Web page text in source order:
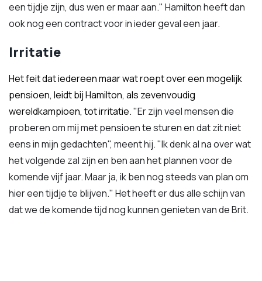
een tijdje zijn, dus wen er maar aan." Hamilton heeft dan
ook nog een contract voor in ieder geval een jaar.
Irritatie
Het feit dat iedereen maar wat roept over een mogelijk
pensioen, leidt bij Hamilton, als zevenvoudig
wereldkampioen, tot irritatie."Er zijn veel mensen die
proberen om mij met pensioen te sturen en dat zit niet
eens in mijn gedachten", meent hij. "Ik denk al na over wat
het volgende zal zijn en ben aan het plannen voor de
komende vijf jaar. Maar ja, ik ben nog steeds van plan om
hier een tijdje te blijven." Het heeft er dus alle schijn van
dat we de komende tijd nog kunnen genieten van de Brit.